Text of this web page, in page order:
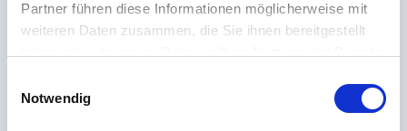
Partner führen diese Informationen möglicherweise mit
weiteren Daten zusammen, die Sie ihnen bereitgestellt
Notwendig
24/7 podpora
Telefon